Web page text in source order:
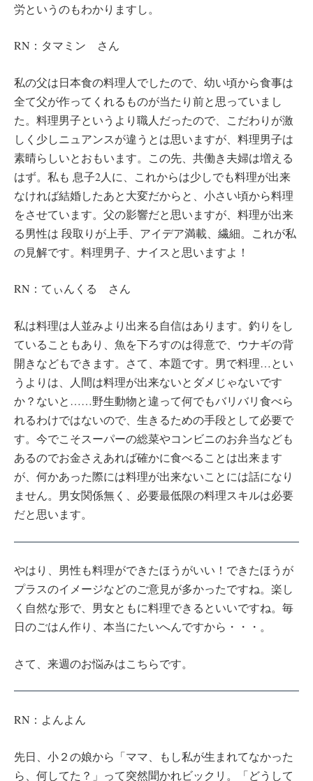
労というのもわかりますし。
RN：タマミン さん
私の父は日本食の料理人でしたので、幼い頃から食事は
全て父が作ってくれるものが当たり前と思っていまし
た。料理男子というより職人だったので、こだわりが激
しく少しニュアンスが違うとは思いますが、料理男子は
素晴らしいとおもいます。この先、共働き夫婦は増える
はず。私も 息子2人に、これからは少しでも料理が出来
なければ結婚したあと大変だからと、小さい頃から料理
をさせています。父の影響だと思いますが、料理が出来
る男性は 段取りが上手、アイデア満載、繊細。これが私
の見解です。料理男子、ナイスと思いますよ！
RN：てぃんくる さん
私は料理は人並みより出来る自信はあります。釣りをし
ていることもあり、魚を下ろすのは得意で、ウナギの背
開きなどもできます。さて、本題です。男で料理…とい
うよりは、人間は料理が出来ないとダメじゃないです
か？ないと……野生動物と違って何でもバリバリ食べら
れるわけではないので、生きるための手段として必要で
す。今でこそスーパーの総菜やコンビニのお弁当なども
あるのでお金さえあれば確かに食べることは出来ます
が、何かあった際には料理が出来ないことには話になり
ません。男女関係無く、必要最低限の料理スキルは必要
だと思います。
やはり、男性も料理ができたほうがいい！できたほうが
プラスのイメージなどのご意見が多かったですね。楽し
く自然な形で、男女ともに料理できるといいですね。毎
日のごはん作り、本当にたいへんですから・・・。
さて、来週のお悩みはこちらです。
RN：よんよん
先日、小２の娘から「ママ、もし私が生まれてなかった
ら、何してた？」って突然聞かれビックリ。「どうして